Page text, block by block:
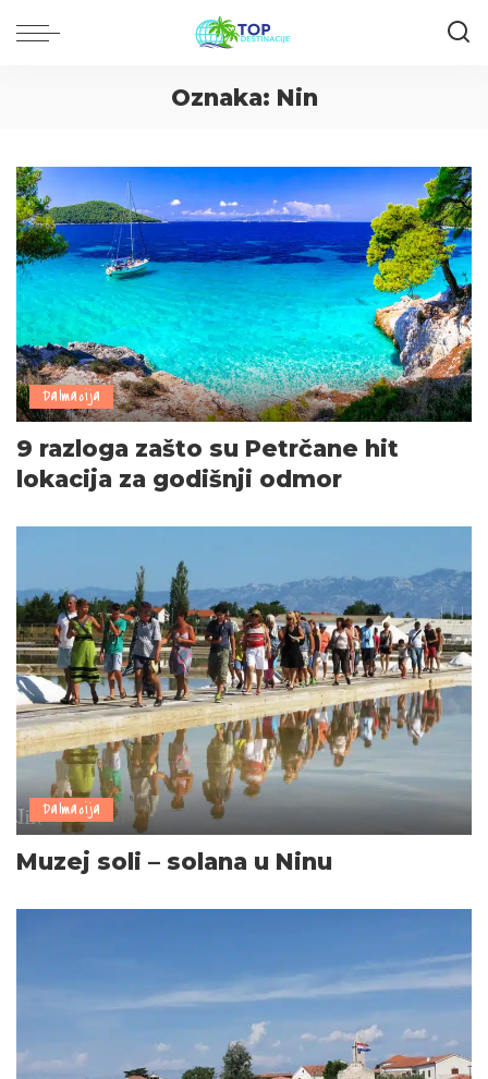
Oznaka: Nin
Dalmacija
9 razloga zašto su Petrčane hit
lokacija za godišnji odmor
Dalmacija
Muzej soli – solana u Ninu